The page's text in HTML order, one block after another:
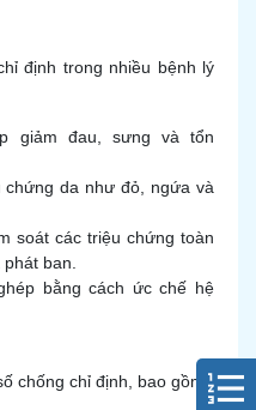
định trong nhiều bệnh lý
giảm đau, sưng và tổn
chứng da như đỏ, ngứa và
soát các triệu chứng toàn
ban.
bằng cách ức chế hệ
chống chỉ định, bao gồm: